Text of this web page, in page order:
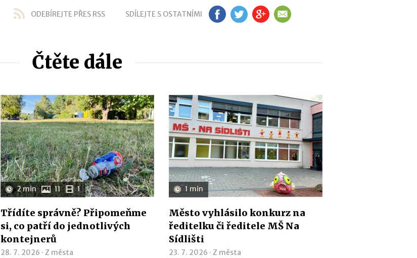
ODEBÍREJTE PŘES RSS SDÍLEJTE S OSTATNÍMI FB TW GP EM
Čtěte dále
2 min 11 1
Třídíte správně? Připomeňme
si, co patří do jednotlivých
kontejnerů
28. 7. 2026 ·Z města
1 min
Město vyhlásilo konkurz na
ředitelku či ředitele MŠ Na
Sídlišti
23. 7. 2026 ·Z města